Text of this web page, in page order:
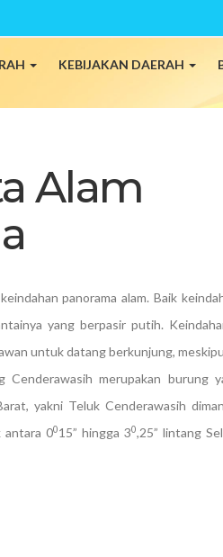
KEBIJAKAN DAERAH
Alam
panorama alam. Baik
yang berpasir putih.
untuk datang berkunjung,
merupakan burung
yakni Teluk Cenderawasih
antara 0015” hingga 30,25” lintang